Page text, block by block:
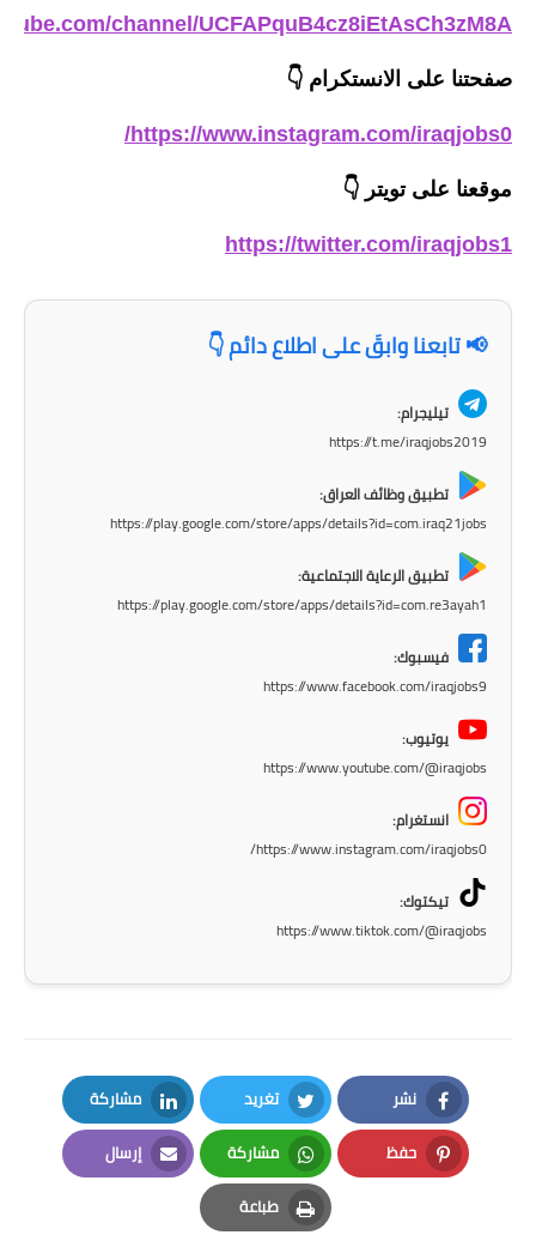
صحة وطب
channel/UCFAPquB4cz8iEtAsCh3zM8A
صفحتنا على الانستكرام 👇
https://www.instagram.com/iraqjobs0/
موقعنا على تويتر 👇
https://twitter.com/iraqjobs1
📢 تابعنا وابقَ على اطلاع دائم 👇
تيليجرام:
https://t.me/iraqjobs2019
تطبيق وظائف العراق:
https://play.google.com/store/apps/details?id=com.iraq21jobs
تطبيق الرعاية الاجتماعية:
https://play.google.com/store/apps/details?id=com.re3ayah1
فيسبوك:
https://www.facebook.com/iraqjobs9
يوتيوب:
https://www.youtube.com/@iraqjobs
انستغرام:
https://www.instagram.com/iraqjobs0/
تيكتوك:
https://www.tiktok.com/@iraqjobs
نشر
Facebook
تغريد
Twitter
مشاركة
LinkedIn
حفظ
Pinterest
مشاركة
Whatsapp
إرسال
Email
طباعة